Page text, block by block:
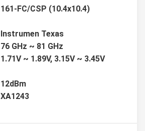
161-FC/CSP (10.4x10.4)
Instrumen Texas
76 GHz ~ 81 GHz
1.71V ~ 1.89V, 3.15V ~ 3.45V
12dBm
XA1243